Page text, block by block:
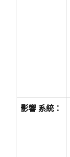
影響 系統：